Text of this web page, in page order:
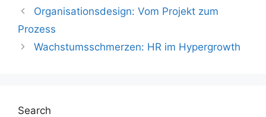
Organisationsdesign: Vom Projekt zum
Prozess
Wachstumsschmerzen: HR im Hypergrowth
Search